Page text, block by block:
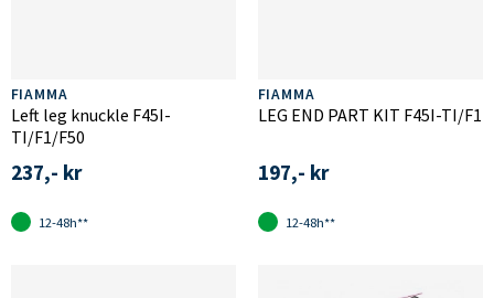
FIAMMA
Left leg knuckle F45I-
TI/F1/F50
237,- kr
12-48h**
FIAMMA
LEG END PART KIT F45I-TI/F1
197,- kr
12-48h**